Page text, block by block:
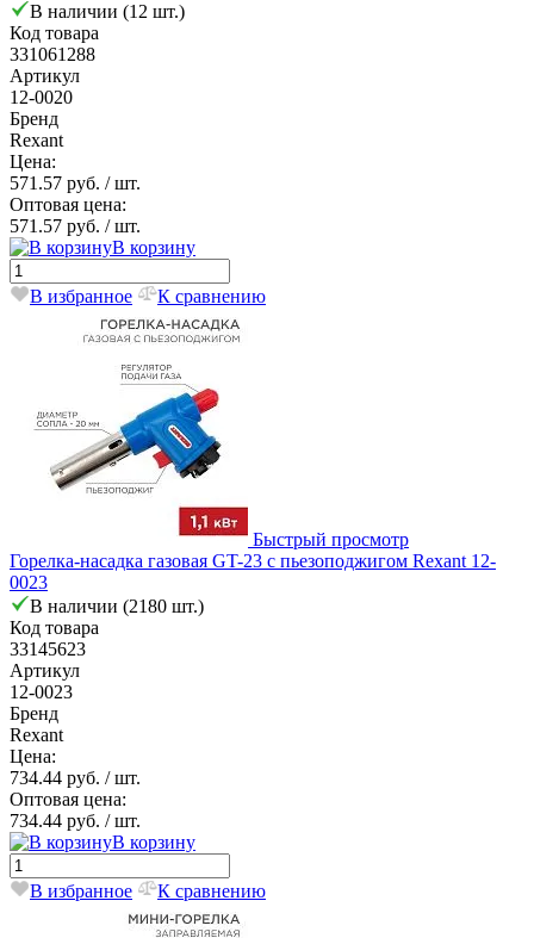
В наличии (12 шт.)
Код товара
331061288
Артикул
12-0020
Бренд
Rexant
Цена:
571.57 руб. / шт.
Оптовая цена:
571.57 руб. / шт.
В корзину
В избранное К сравнению
Быстрый просмотр
Горелка-насадка газовая GT-23 с пьезоподжигом Rexant 12-
0023
В наличии (2180 шт.)
Код товара
33145623
Артикул
12-0023
Бренд
Rexant
Цена:
734.44 руб. / шт.
Оптовая цена:
734.44 руб. / шт.
В корзину
В избранное К сравнению